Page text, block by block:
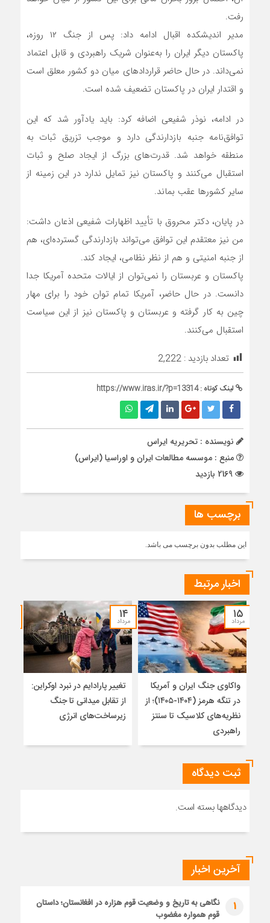
رفت.
مدیر اندیشکده اقبال ادامه داد: پس از جنگ ۱۲ روزه،
پاکستان دیگر ایران را به‌عنوان شریک راهبردی و قابل اعتماد
نمی‌داند. در حال حاضر قراردادهای میان دو کشور معلق است
و اقتدار ایران در پاکستان تضعیف شده است.
در ادامه، نوذر شفیعی اضافه کرد: باید یادآور شد که این
توافق‌نامه جنبه بازدارندگی دارد و موجب تزریق ثبات به
منطقه خواهد شد. قدرت‌های بزرگ از ایجاد صلح و ثبات
استقبال می‌کنند و پاکستان نیز تمایل ندارد در این زمینه از
سایر کشورها عقب بماند.
در پایان، دکتر محروق با تأیید اظهارات شفیعی اذعان داشت:
من نیز معتقدم این توافق می‌تواند بازدارندگی گسترده‌ای، هم
از جنبه امنیتی و هم از نظر نظامی، ایجاد کند.
پاکستان و عربستان را نمی‌توان از ایالات متحده آمریکا جدا
دانست. در حال حاضر، آمریکا تمام توان خود را برای مهار
چین به کار گرفته و عربستان و پاکستان نیز از این سیاست
استقبال می‌کنند.
تعداد بازدید : 2,222
لینک کوتاه :https://www.iras.ir/?p=13314
نویسنده : تحریریه ایراس
منبع : موسسه مطالعات ایران و اوراسیا (ایراس)
برچسب ها
این مطلب بدون برچسب می باشد.
اخبار مرتبط
۱۵
مرداد
واکاوی جنگ ایران و آمریکا
در تنگه هرمز (۱۴۰۴-۱۴۰۵)؛ از
نظریه‌های کلاسیک تا سنتز
راهبردی
۱۴
مرداد
تغییر پارادایم در نبرد اوکراین:
از تقابل میدانی تا جنگ
زیرساخت‌های انرژی
ثبت دیدگاه
دیدگاهها بسته است.
آخرین اخبار
1
نگاهی به تاریخ و وضعیت قوم هزاره در افغانستان؛ داستان
قوم همواره مغضوب